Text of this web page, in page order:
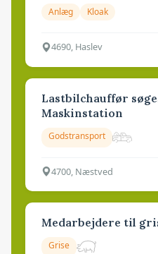
Anlæg Kloak
4690, Haslev
Lastbilchauffør
Maskinstation
Godstransport
4700, Næstved
Medarbejdere til
Grise